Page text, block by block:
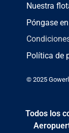
Nuestra
Póngase
Política de
© 2025
Todos los